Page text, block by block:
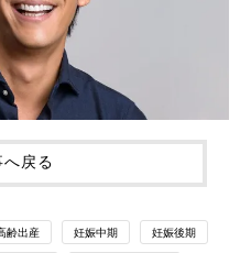
戻る
齢出産 妊娠中期 妊娠後期